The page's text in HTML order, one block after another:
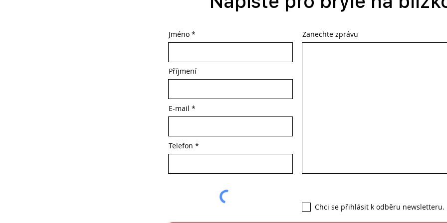
Jméno
Příjmení
E-mail
Telefon
Zanechte zprávu
Chci se přihlásit k odběru newsletteru.